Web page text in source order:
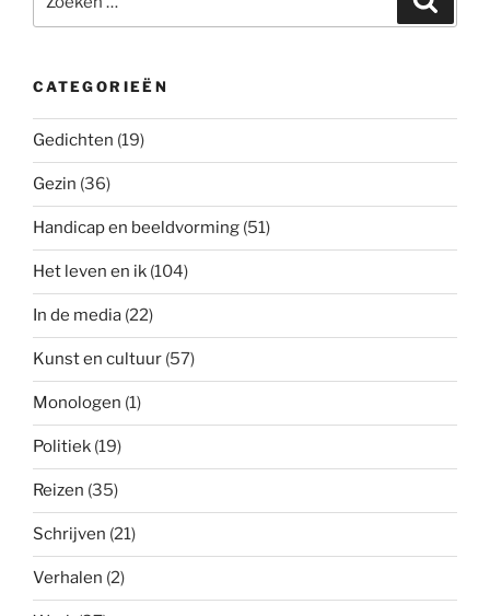
naar:
CATEGORIEËN
Gedichten (19)
Gezin (36)
Handicap en beeldvorming (51)
Het leven en ik (104)
In de media (22)
Kunst en cultuur (57)
Monologen (1)
Politiek (19)
Reizen (35)
Schrijven (21)
Verhalen (2)